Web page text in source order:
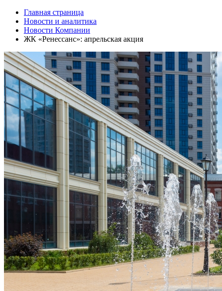
Главная страница
Новости и аналитика
Новости Компании
ЖК «Ренессанс»: апрельская акция